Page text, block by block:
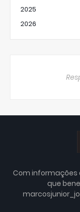
2025
2026
Com informações
que